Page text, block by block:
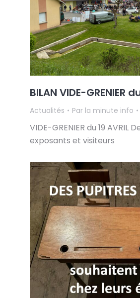
BILAN VIDE-GRENIER
Actualités Par la minute info
VIDE-GRENIER du 19 AVRIL
exposants et visiteurs